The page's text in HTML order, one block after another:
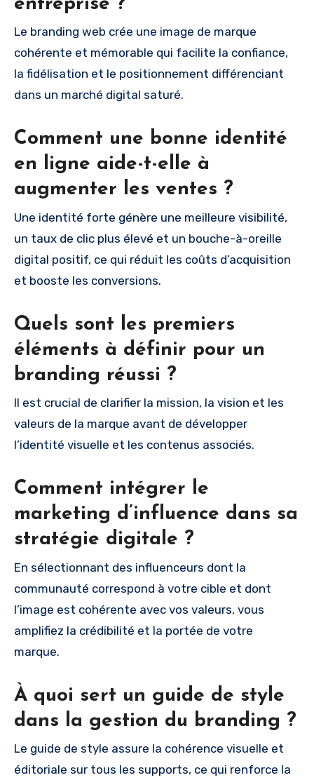
entreprise ?
Le branding web crée une image de marque
cohérente et mémorable qui facilite la confiance,
la fidélisation et le positionnement différenciant
dans un marché digital saturé.
Comment une bonne identité
en ligne aide-t-elle à
augmenter les ventes ?
Une identité forte génère une meilleure visibilité,
un taux de clic plus élevé et un bouche-à-oreille
digital positif, ce qui réduit les coûts d’acquisition
et booste les conversions.
Quels sont les premiers
éléments à définir pour un
branding réussi ?
Il est crucial de clarifier la mission, la vision et les
valeurs de la marque avant de développer
l’identité visuelle et les contenus associés.
Comment intégrer le
marketing d’influence dans sa
stratégie digitale ?
En sélectionnant des influenceurs dont la
communauté correspond à votre cible et dont
l’image est cohérente avec vos valeurs, vous
amplifiez la crédibilité et la portée de votre
marque.
À quoi sert un guide de style
dans la gestion du branding ?
Le guide de style assure la cohérence visuelle et
éditoriale sur tous les supports, ce qui renforce la